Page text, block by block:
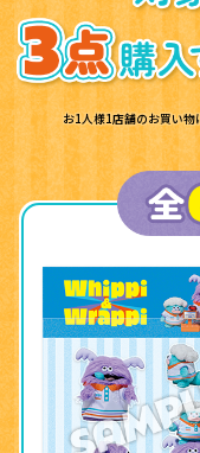
お1人様1店舗のお買い物